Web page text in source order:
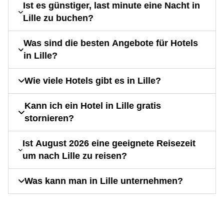
Ist es günstiger, last minute eine Nacht in
Lille zu buchen?
Was sind die besten Angebote für Hotels
in Lille?
Wie viele Hotels gibt es in Lille?
Kann ich ein Hotel in Lille gratis
stornieren?
Ist August 2026 eine geeignete Reisezeit
um nach Lille zu reisen?
Was kann man in Lille unternehmen?